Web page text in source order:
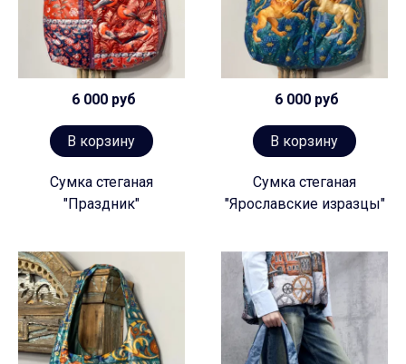
6 000 руб
В корзину
Сумка стеганая
"Праздник"
6 000 руб
В корзину
Сумка стеганая
"Ярославские изразцы"